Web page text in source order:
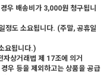
우 배송비가 3,000원 청구됩니
정도 소요됩니다. (주말, 공휴일
요됩니다.)
자상거래법 제 17조에 의거
우 등을 제외하고는 상품을 공급